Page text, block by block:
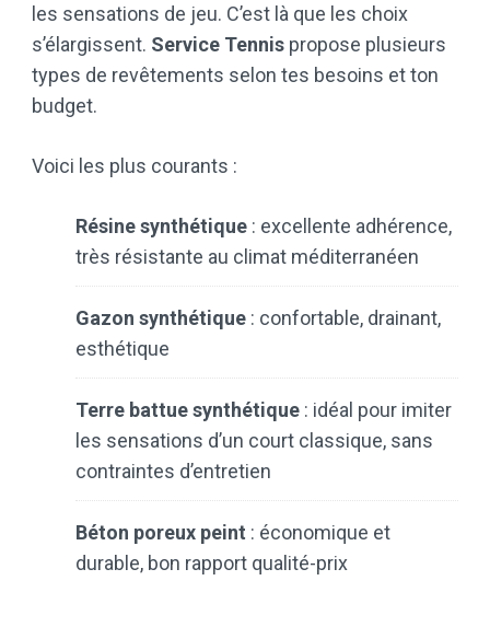
les sensations de jeu. C’est là que les choix
s’élargissent. Service Tennis propose plusieurs
types de revêtements selon tes besoins et ton
budget.
Voici les plus courants :
Résine synthétique : excellente adhérence,
très résistante au climat méditerranéen
Gazon synthétique : confortable, drainant,
esthétique
Terre battue synthétique : idéal pour imiter
les sensations d’un court classique, sans
contraintes d’entretien
Béton poreux peint : économique et
durable, bon rapport qualité-prix